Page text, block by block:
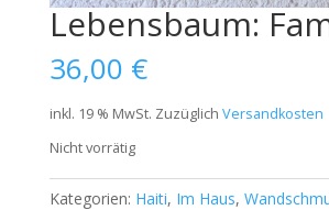
Lebensbaum:
36,00 €
inkl. 19 % MwSt. Zuzüglich Versandkosten
Nicht vorrätig
Kategorien: Haiti, Im Haus,